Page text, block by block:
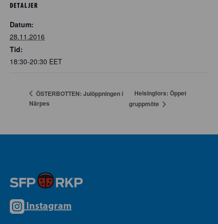
DETALJER
Datum:
28.11.2016
Tid:
18:30-20:30 EET
ÖSTERBOTTEN: Julöppningen i
Närpes
Helsingfors: Öppet
gruppmöte
Instagram